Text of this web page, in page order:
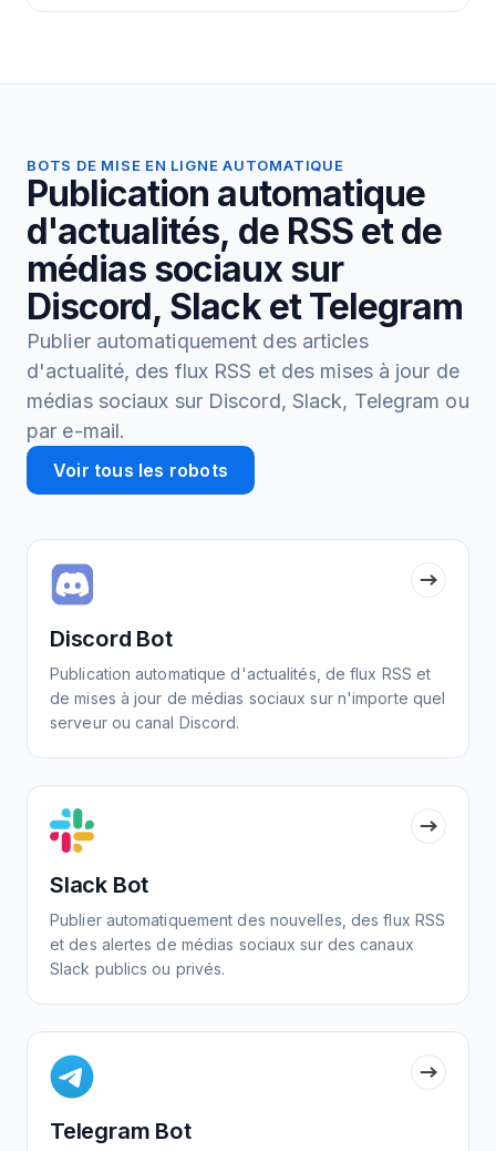
BOTS DE MISE EN LIGNE AUTOMATIQUE
Publication automatique
d'actualités, de RSS et de
médias sociaux sur
Discord, Slack et Telegram
Publier automatiquement des articles
d'actualité, des flux RSS et des mises à jour de
médias sociaux sur Discord, Slack, Telegram ou
par e-mail.
Voir tous les robots
Discord Bot
Publication automatique d'actualités, de flux RSS et
de mises à jour de médias sociaux sur n'importe quel
serveur ou canal Discord.
Slack Bot
Publier automatiquement des nouvelles, des flux RSS
et des alertes de médias sociaux sur des canaux
Slack publics ou privés.
Telegram Bot